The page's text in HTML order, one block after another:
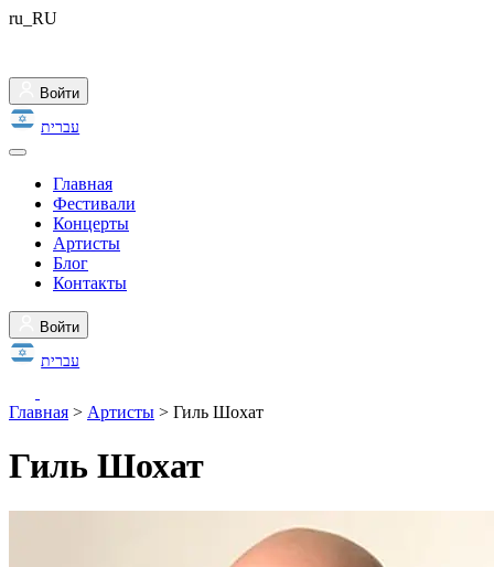
ru_RU
Войти
עברית
Главная
Фестивали
Концерты
Артисты
Блог
Контакты
Войти
עברית
Главная > Артисты > Гиль Шохат
Гиль Шохат